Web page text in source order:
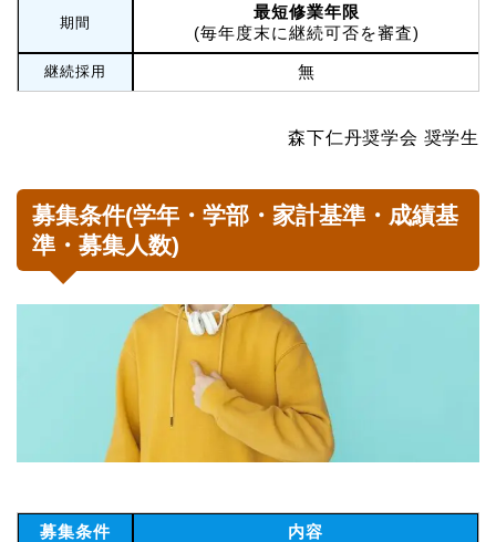
期間
最短修業年限
(毎年度末に継続可否を審査)
継続採用 無
森下仁丹奨学会 奨学生
募集条件(学年・学部・家計基準・成績基
準・募集人数)
募集条件 内容